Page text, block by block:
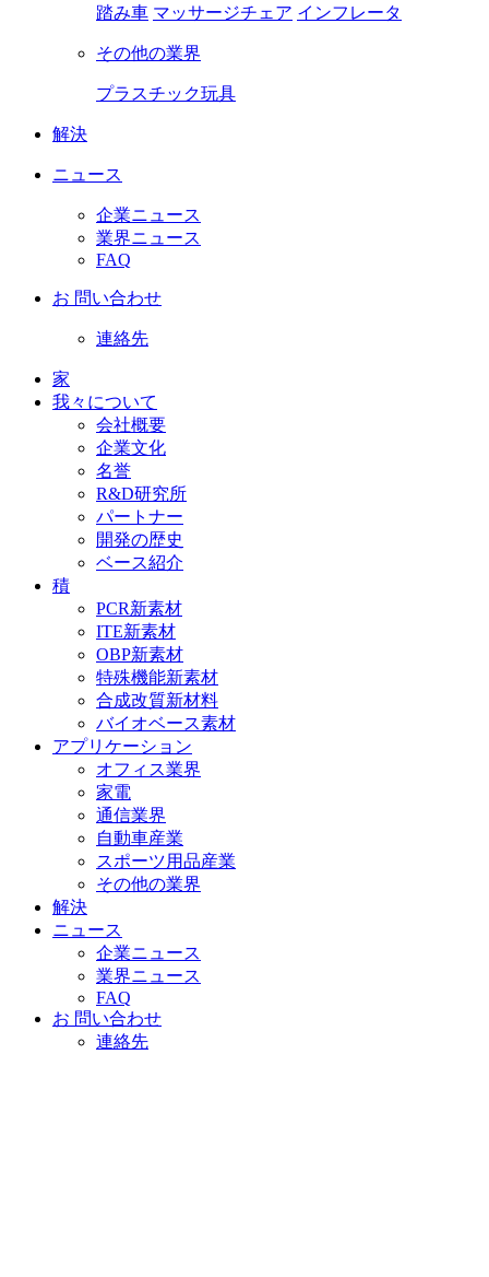
踏み車 マッサージチェア インフレータ
その他の業界
プラスチック玩具
解決
ニュース
企業ニュース
業界ニュース
FAQ
お 問い合わせ
連絡先
家
我々について
会社概要
企業文化
名誉
R&D研究所
パートナー
開発の歴史
ベース紹介
積
PCR新素材
ITE新素材
OBP新素材
特殊機能新素材
合成改質新材料
バイオベース素材
アプリケーション
オフィス業界
家電
通信業界
自動車産業
スポーツ用品産業
その他の業界
解決
ニュース
企業ニュース
業界ニュース
FAQ
お 問い合わせ
連絡先